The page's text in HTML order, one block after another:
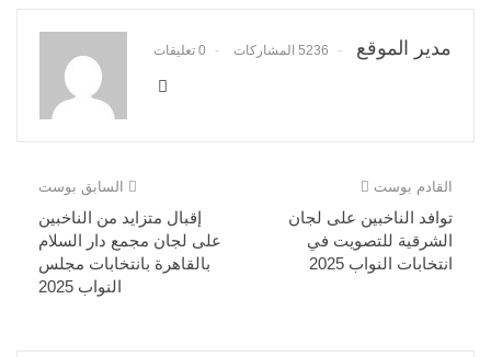
مدير الموقع 5236 المشاركات 0 تعليقات
السابق بوست
إقبال متزايد من الناخبين
على لجان مجمع دار السلام
بالقاهرة بانتخابات مجلس
النواب 2025
القادم بوست
توافد الناخبين على لجان
الشرقية للتصويت في
انتخابات النواب 2025